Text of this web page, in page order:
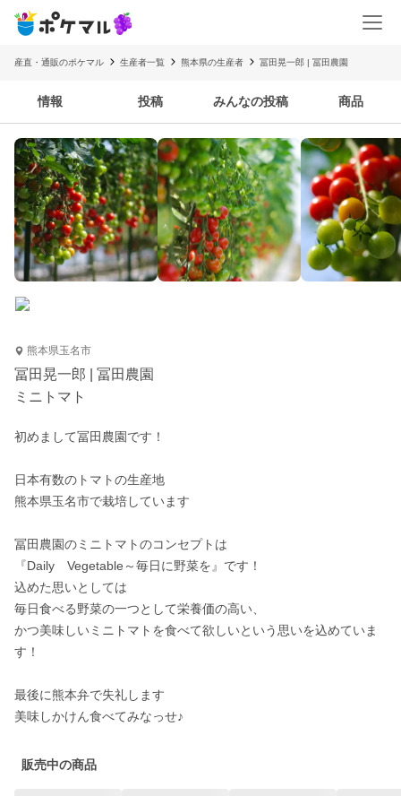
産直・通販のポケマル 生産者一覧 熊本県の生産者 冨田晃一郎 | 冨田農園
情報 投稿 みんなの投稿 商品
熊本県玉名市
冨田晃一郎 | 冨田農園
ミニトマト
初めまして冨田農園です！
日本有数のトマトの生産地
熊本県玉名市で栽培しています
冨田農園のミニトマトのコンセプトは
『Daily　Vegetable～毎日に野菜を』です！
込めた思いとしては
毎日食べる野菜の一つとして栄養価の高い、
かつ美味しいミニトマトを食べて欲しいという思いを込めていま
す！
最後に熊本弁で失礼します
美味しかけん食べてみなっせ♪
販売中の商品